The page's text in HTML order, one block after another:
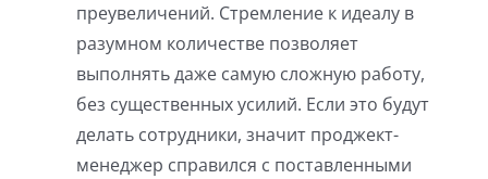
преувеличений. Стремление к идеалу в
разумном количестве позволяет
выполнять даже самую сложную работу,
без существенных усилий. Если это будут
делать сотрудники, значит проджект-
менеджер справился с поставленными